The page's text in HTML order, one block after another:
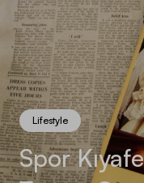
Lifestyle
Spor